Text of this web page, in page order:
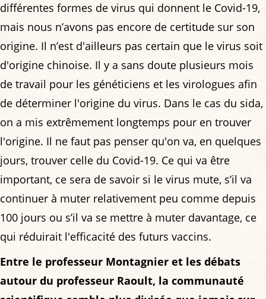
différentes formes de virus qui donnent le Covid-19,
mais nous n’avons pas encore de certitude sur son
origine. Il n’est d'ailleurs pas certain que le virus soit
d'origine chinoise. Il y a sans doute plusieurs mois
de travail pour les généticiens et les virologues afin
de déterminer l'origine du virus. Dans le cas du sida,
on a mis extrêmement longtemps pour en trouver
l'origine. Il ne faut pas penser qu'on va, en quelques
jours, trouver celle du Covid-19. Ce qui va être
important, ce sera de savoir si le virus mute, s’il va
continuer à muter relativement peu comme depuis
100 jours ou s’il va se mettre à muter davantage, ce
qui réduirait l'efficacité des futurs vaccins.
Entre le professeur Montagnier et les débats
autour du professeur Raoult, la communauté